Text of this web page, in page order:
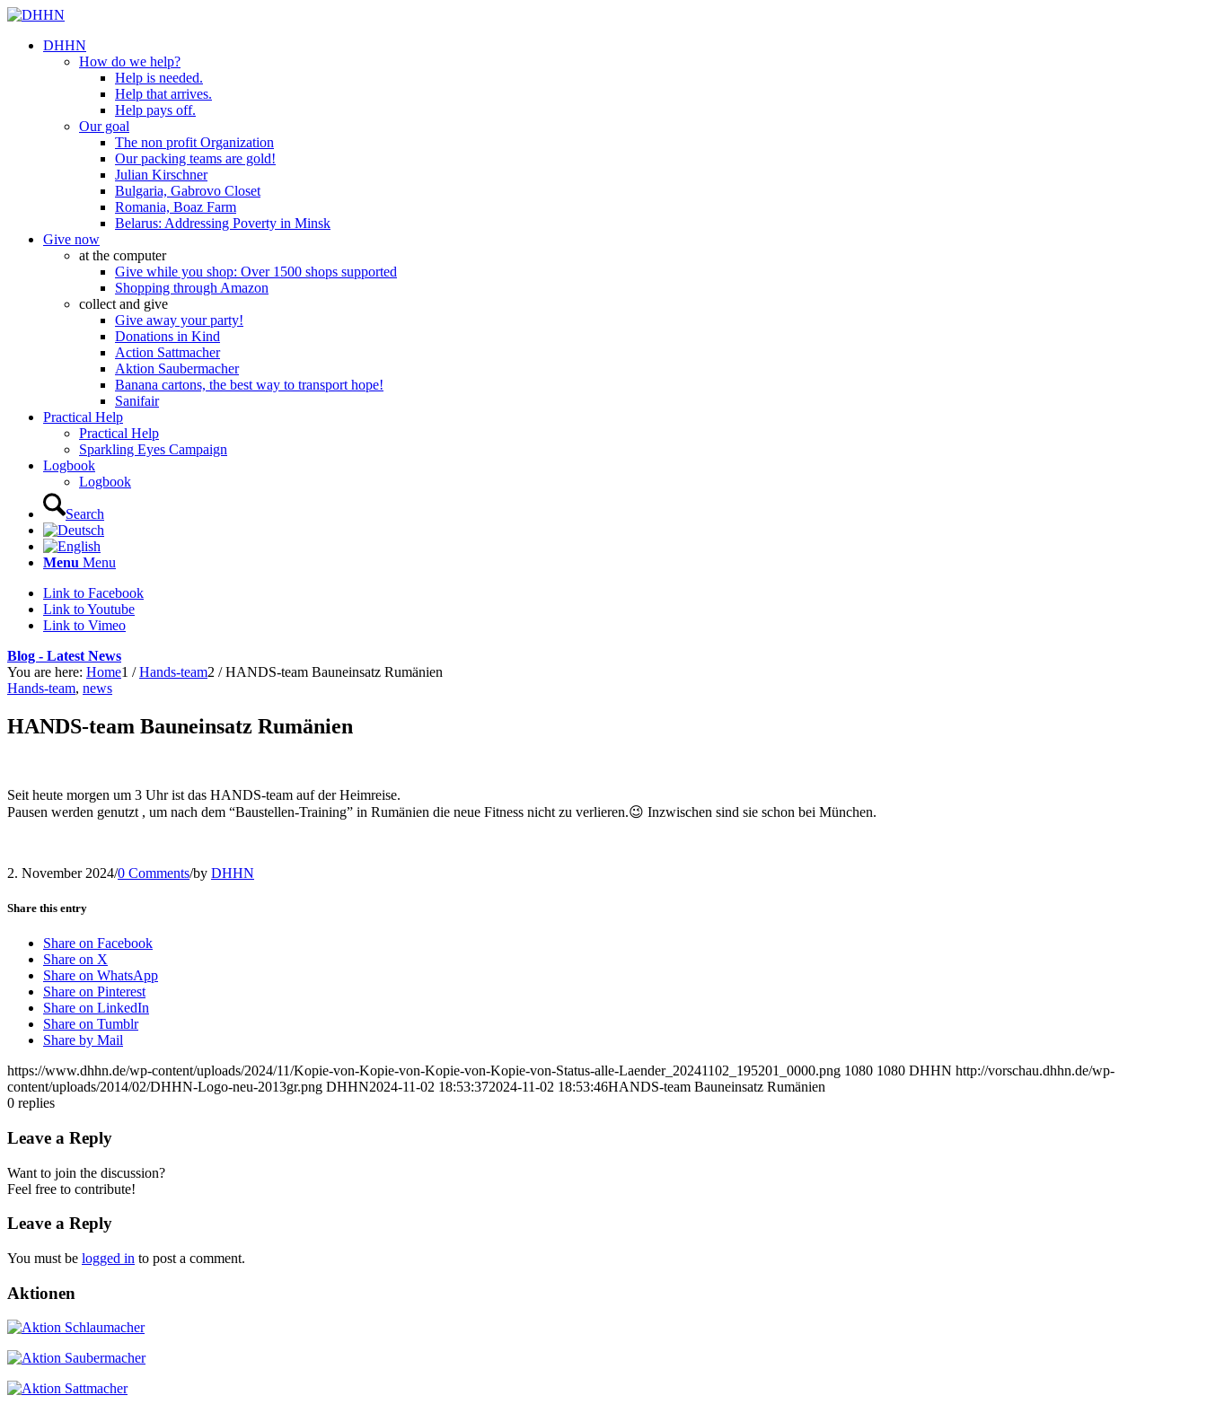
DHHN
How do we help?
Help is needed.
Help that arrives.
Help pays off.
Our goal
The non profit Organization
Our packing teams are gold!
Julian Kirschner
Bulgaria, Gabrovo Closet
Romania, Boaz Farm
Belarus: Addressing Poverty in Minsk
Give now
at the computer
Give while you shop: Over 1500 shops supported
Shopping through Amazon
collect and give
Give away your party!
Donations in Kind
Action Sattmacher
Aktion Saubermacher
Banana cartons, the best way to transport hope!
Sanifair
Practical Help
Practical Help
Sparkling Eyes Campaign
Logbook
Logbook
Search
Menu Menu
Link to Facebook
Link to Youtube
Link to Vimeo
Blog - Latest News
You are here: Home1 / Hands-team2 / HANDS-team Bauneinsatz Rumänien
Hands-team, news
HANDS-team Bauneinsatz Rumänien
Seit heute morgen um 3 Uhr ist das HANDS-team auf der Heimreise.
Pausen werden genutzt , um nach dem “Baustellen-Training” in Rumänien die neue Fitness nicht zu verlieren.😉 Inzwischen sind sie schon bei München.
2. November 2024/0 Comments/by DHHN
Share this entry
Share on Facebook
Share on X
Share on WhatsApp
Share on Pinterest
Share on LinkedIn
Share on Tumblr
Share by Mail
https://www.dhhn.de/wp-content/uploads/2024/11/Kopie-von-Kopie-von-Kopie-von-Kopie-von-Status-alle-Laender_20241102_195201_0000.png 1080 1080 DHHN http://vorschau.dhhn.de/wp-
content/uploads/2014/02/DHHN-Logo-neu-2013gr.png DHHN2024-11-02 18:53:372024-11-02 18:53:46HANDS-team Bauneinsatz Rumänien
0 replies
Leave a Reply
Want to join the discussion?
Feel free to contribute!
Leave a Reply
You must be logged in to post a comment.
Aktionen